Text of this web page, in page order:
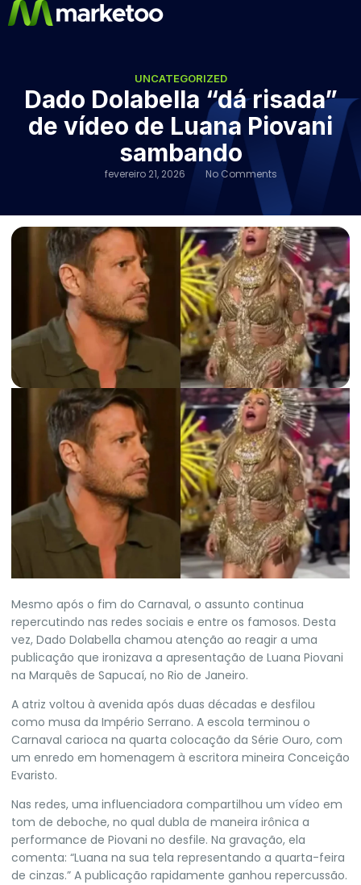
UNCATEGORIZED
Dado Dolabella “dá risada”
de vídeo de Luana Piovani
sambando
fevereiro 21, 2026 No Comments
Mesmo após o fim do Carnaval, o assunto continua
repercutindo nas redes sociais e entre os famosos. Desta
vez, Dado Dolabella chamou atenção ao reagir a uma
publicação que ironizava a apresentação de Luana Piovani
na Marquês de Sapucaí, no Rio de Janeiro.
A atriz voltou à avenida após duas décadas e desfilou
como musa da Império Serrano. A escola terminou o
Carnaval carioca na quarta colocação da Série Ouro, com
um enredo em homenagem à escritora mineira Conceição
Evaristo.
Nas redes, uma influenciadora compartilhou um vídeo em
tom de deboche, no qual dubla de maneira irônica a
performance de Piovani no desfile. Na gravação, ela
comenta: “Luana na sua tela representando a quarta-feira
de cinzas.” A publicação rapidamente ganhou repercussão.